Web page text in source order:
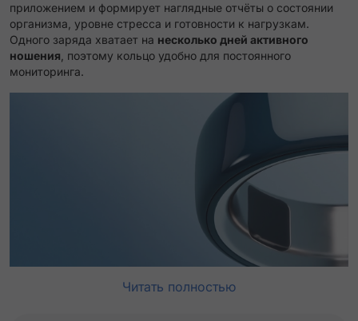
приложением и формирует наглядные отчёты о состоянии
организма, уровне стресса и готовности к нагрузкам.
Одного заряда хватает на несколько дней активного
ношения , поэтому кольцо удобно для постоянного
мониторинга.
Читать полностью